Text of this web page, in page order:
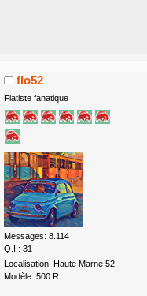
flo52
Fiatiste fanatique
Messages: 8.114
Q.I.: 31
Localisation: Haute Marne 52
Modèle: 500 R